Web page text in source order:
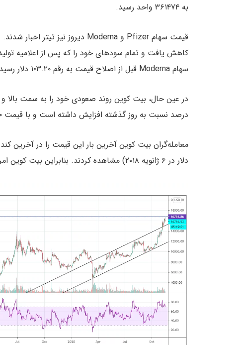
به ۳۶۱۴۷۴ واحد رسید.
کاهش یافت و تمام سودهای خود را که پس از اعلامیه
سهام Moderna قبل از اصلاح قیمت به رقم ۱۰۳.۲۰ دلار رسیده بود اما در نهایت سهام آن به ۹۷.۴۰ دلار رسید.
درصد نسبت به روز گذشته افزایش داشته است و با قیمت ۱۶۶۵۰ دلار معامله می شود.
دلار در ۶ ژانویه ۲۰۱۸) مشاهده کردند. بنابراین بیت کوین امروز دوباره در حال تاریخ سازی است.